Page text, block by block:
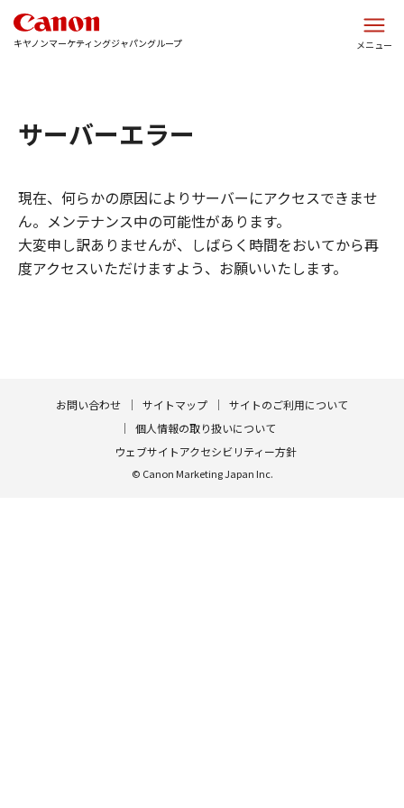
キヤノンマーケティングジャパングループ メニュー
サーバーエラー
現在、何らかの原因によりサーバーにアクセスできませ
ん。メンテナンス中の可能性があります。
大変申し訳ありませんが、しばらく時間をおいてから再
度アクセスいただけますよう、お願いいたします。
お問い合わせ サイトマップ
サイトのご利用について
個人情報の取り扱いについて
ウェブサイトアクセシビリティー方針
© Canon Marketing Japan Inc.